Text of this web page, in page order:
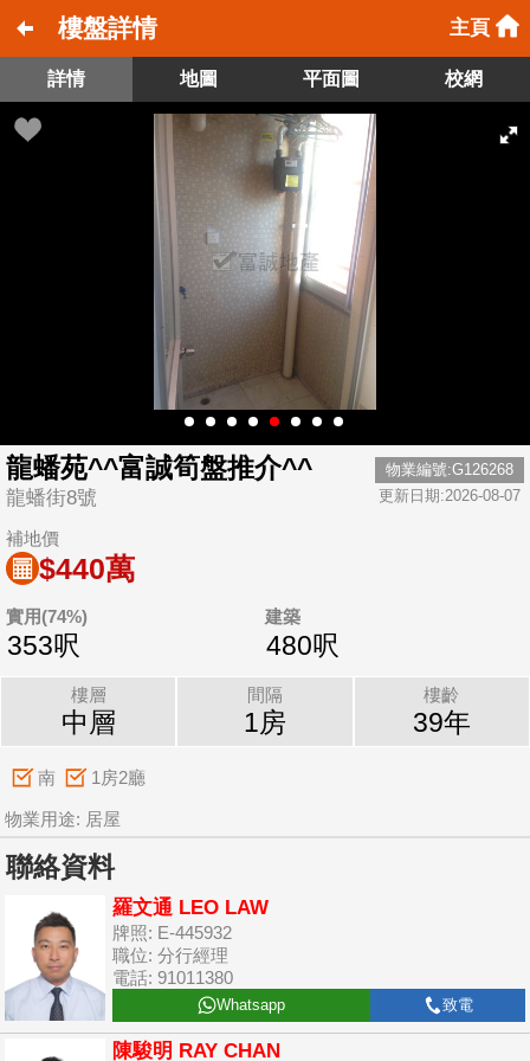
樓盤詳情 主頁
詳情 地圖 平面圖 校網
龍蟠苑^^富誠筍盤推介^^
龍蟠街8號
物業編號:G126268
更新日期:2026-08-07
補地價
$440萬
實用(74%)
353呎
建築
480呎
樓層
中層
間隔
1房
樓齡
39年
南 1房2廳
物業用途: 居屋
聯絡資料
羅文通 LEO LAW
牌照: E-445932
職位: 分行經理
電話: 91011380
Whatsapp 致電
陳駿明 RAY CHAN